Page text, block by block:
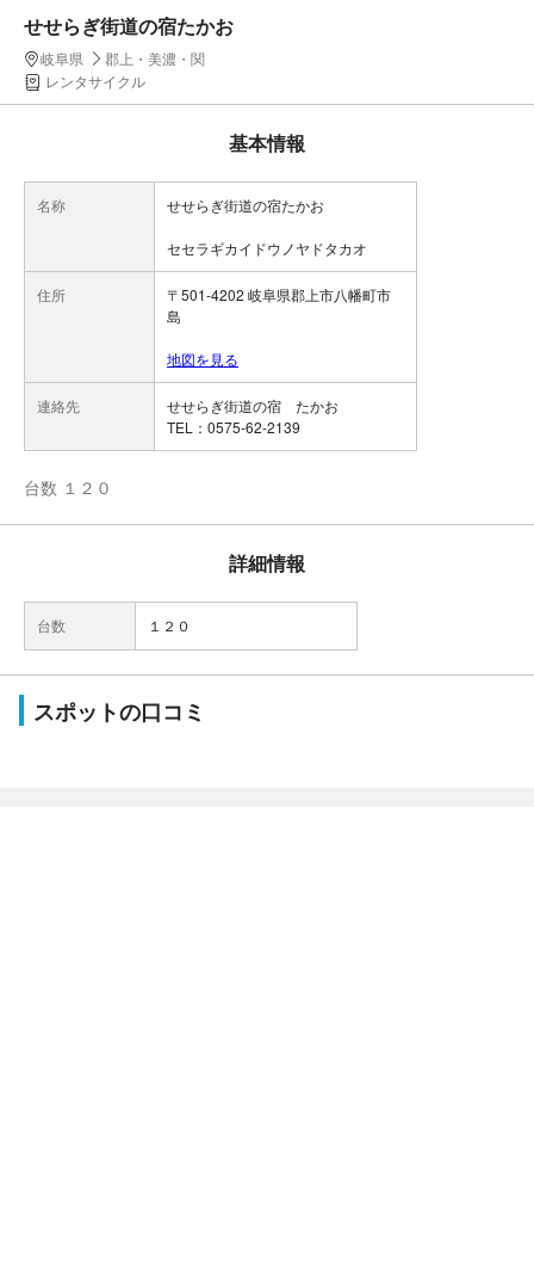
せせらぎ街道の宿たかお
岐阜県
郡上・美濃・関
レンタサイクル
基本情報
名称 せせらぎ街道の宿たかお
セセラギカイドウノヤドタカオ
住所
〒501-4202 岐阜県郡上市八幡町市
島
地図を見る
連絡先
せせらぎ街道の宿 たかお
TEL：0575-62-2139
台数 １２０
詳細情報
台数 １２０
スポットの口コミ